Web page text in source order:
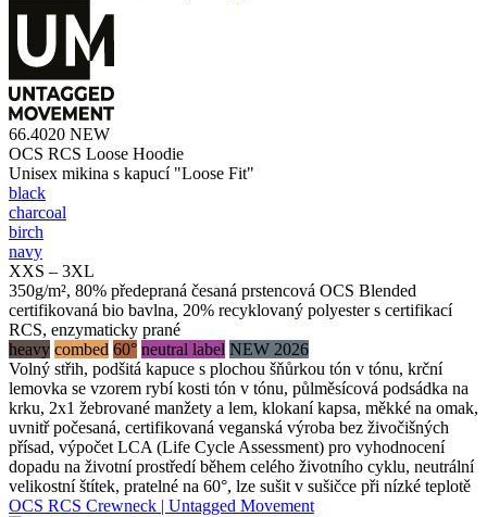
66.4020 NEW
OCS RCS Loose Hoodie
Unisex mikina s kapucí "Loose Fit"
black
charcoal
birch
navy
XXS – 3XL
350g/m², 80% předepraná česaná prstencová OCS Blended
certifikovaná bio bavlna, 20% recyklovaný polyester s certifikací
RCS, enzymaticky prané
heavy combed 60° neutral label NEW 2026
Volný střih, podšitá kapuce s plochou šňůrkou tón v tónu, krční
lemovka se vzorem rybí kosti tón v tónu, půlměsícová podsádka na
krku, 2x1 žebrované manžety a lem, klokaní kapsa, měkké na omak,
uvnitř počesaná, certifikovaná veganská výroba bez živočišných
přísad, výpočet LCA (Life Cycle Assessment) pro vyhodnocení
dopadu na životní prostředí během celého životního cyklu, neutrální
velikostní štítek, pratelné na 60°, lze sušit v sušičce při nízké teplotě
OCS RCS Crewneck | Untagged Movement